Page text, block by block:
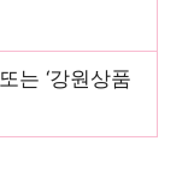
는 ‘강원상품